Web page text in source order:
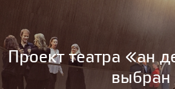
Проект театра «ан
выбран